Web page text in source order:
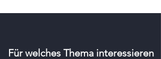
Für welches Thema interessieren